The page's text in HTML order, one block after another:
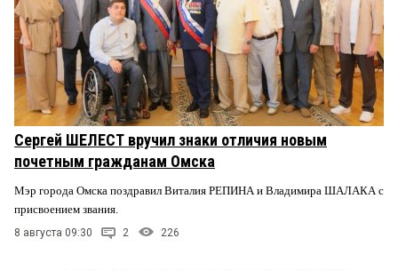
Сергей ШЕЛЕСТ вручил знаки отличия новым
почетным гражданам Омска
Мэр города Омска поздравил Виталия РЕПИНА и Владимира ШАЛАКА с
присвоением звания.
8 августа 09:30 2 226